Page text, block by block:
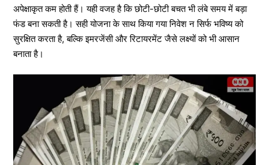
अपेक्षाकृत कम होती हैं। यही वजह है कि छोटी-छोटी बचत भी लंबे समय में बड़ा
फंड बना सकती है। सही योजना के साथ किया गया निवेश न सिर्फ भविष्य को
सुरक्षित करता है, बल्कि इमरजेंसी और रिटायरमेंट जैसे लक्ष्यों को भी आसान
बनाता है।